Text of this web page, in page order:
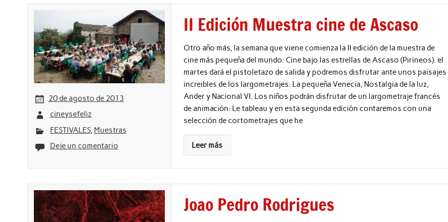
20 de agosto de 2013
cineysefeliz
FESTIVALES, Muestras
Deje un comentario
II Edición Muestra cine de Ascaso
Otro año más, la semana que viene comienza la II edición de la muestra de
cine más pequeña del mundo: Cine bajo las estrellas de Ascaso (Pirineos). el
martes dará el pistoletazo de salida y podremos disfrutar ante unos paisajes
increibles de los largometrajes: La pequeña Venecia, Nostalgia de la luz,
Ander y Nacional VI. Los niños podrán disfrutar de un largometraje francés
de animación: Le tableau y en esta segunda edición contaremos con una
selección de cortometrajes que he
Leer más
Joao Pedro Rodrigues